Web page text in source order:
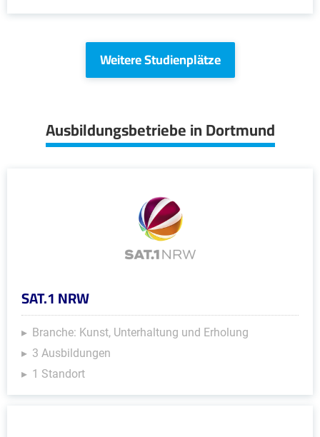
Weitere Studienplätze
Ausbildungsbetriebe in Dortmund
SAT.1 NRW
Branche: Kunst, Unterhaltung und Erholung
3 Ausbildungen
1 Standort